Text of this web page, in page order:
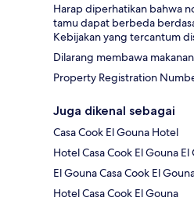
Harap diperhatikan bahwa
tamu dapat berbeda
Kebijakan yang tercantum
Dilarang membawa
Property Registration
Juga dikenal sebagai
Casa Cook El Gouna Hotel
Hotel Casa Cook El Gouna El
El Gouna Casa Cook El
Hotel Casa Cook El Gouna